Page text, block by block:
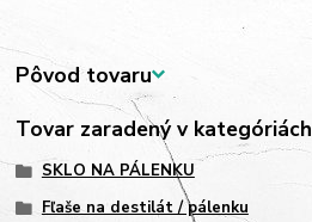
Pôvod tovaru
Tovar zaradený v kategóriách
SKLO NA PÁLENKU
Fľaše na destilát / pálenku